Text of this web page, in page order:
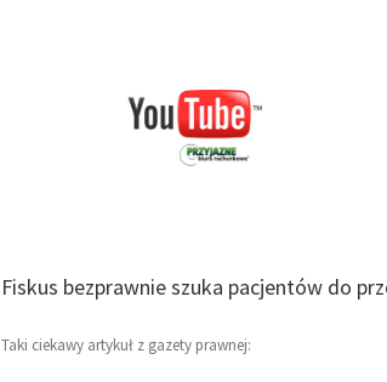
Fiskus bezprawnie szuka pacjentów do
Taki ciekawy artykuł z gazety prawnej: